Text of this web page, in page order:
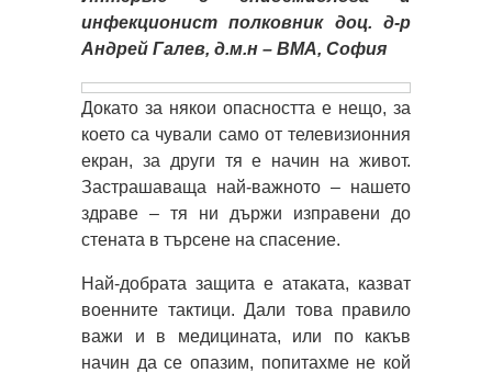
инфекционист полковник доц. д-р
Андрей Галев, д.м.н – ВМА, София
Докато за някои опасността е нещо, за
което са чували само от телевизионния
екран, за други тя е начин на живот.
Застрашаваща най-важното – нашето
здраве – тя ни държи изправени до
стената в търсене на спасение.
Най-добрата защита е атаката, казват
военните тактици. Дали това правило
важи и в медицината, или по какъв
начин да се опазим, попитахме не кой